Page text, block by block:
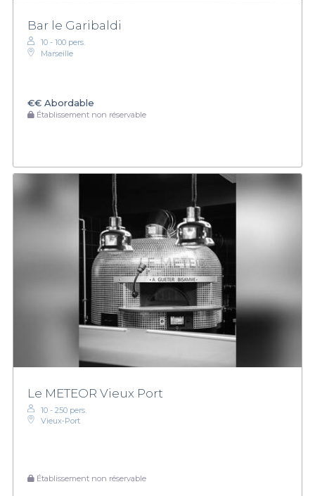
Bar le Garibaldi
10 - 100 pers.
Marseille
€€ Abordable
Établissement non réservable
Le METEOR Vieux Port
10 - 250 pers.
Vieux‑Port
Établissement non réservable